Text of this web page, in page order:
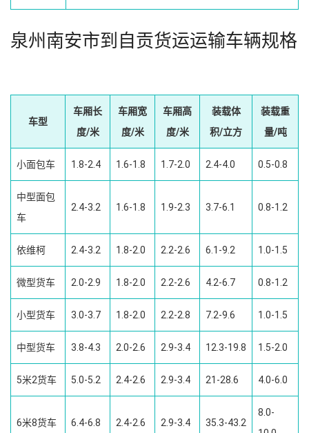
泉州南安市到自贡货运运输车辆规格
车型
车厢长
度/米
车厢宽
度/米
车厢高
度/米
装载体
积/立方
装载重
量/吨
小面包车 1.8-2.4 1.6-1.8 1.7-2.0 2.4-4.0 0.5-0.8
中型面包
车
2.4-3.2 1.6-1.8 1.9-2.3 3.7-6.1 0.8-1.2
依维柯 2.4-3.2 1.8-2.0 2.2-2.6 6.1-9.2 1.0-1.5
微型货车 2.0-2.9 1.8-2.0 2.2-2.6 4.2-6.7 0.8-1.2
小型货车 3.0-3.7 1.8-2.0 2.2-2.8 7.2-9.6 1.0-1.5
中型货车 3.8-4.3 2.0-2.6 2.9-3.4 12.3-19.8 1.5-2.0
5米2货车 5.0-5.2 2.4-2.6 2.9-3.4 21-28.6 4.0-6.0
6米8货车 6.4-6.8 2.4-2.6 2.9-3.4 35.3-43.2
8.0-